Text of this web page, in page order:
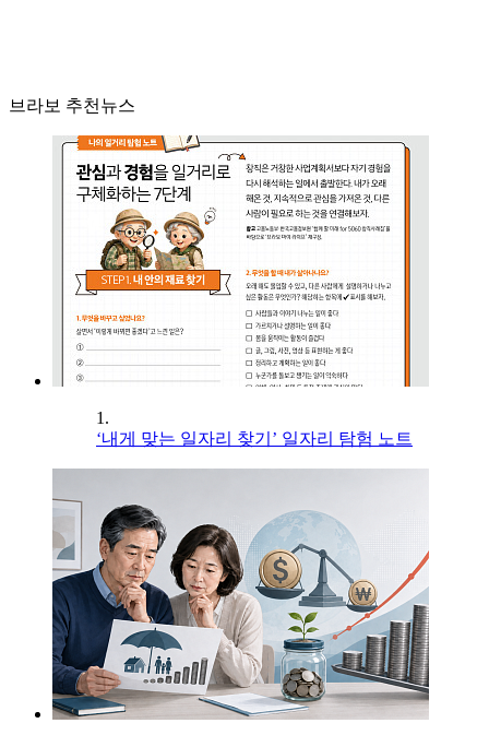
브라보 추천뉴스
1.
‘내게 맞는 일자리 찾기’ 일자리 탐험 노트